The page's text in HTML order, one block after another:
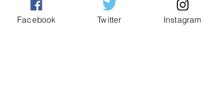
Facebook Twitter Instagram